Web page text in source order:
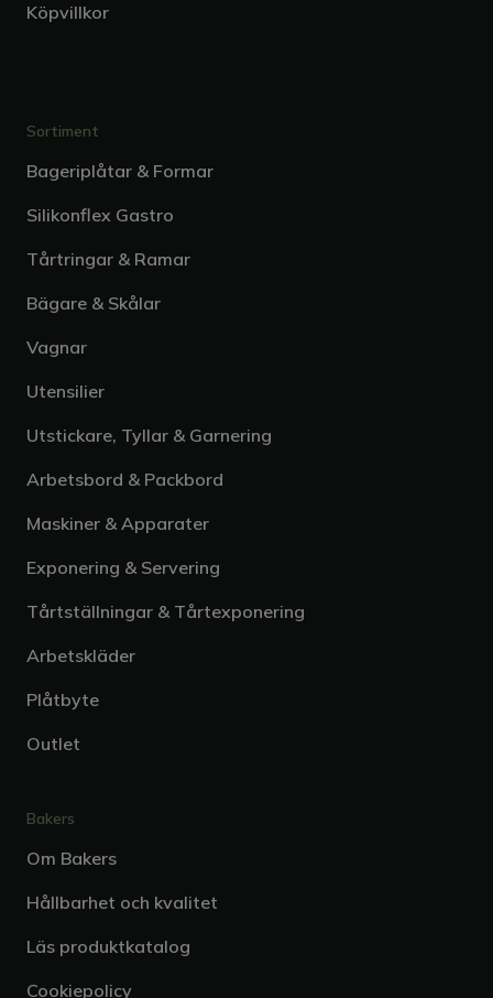
Köpvillkor
Sortiment
Bageriplåtar & Formar
Silikonflex Gastro
Tårtringar & Ramar
Bägare & Skålar
Vagnar
Utensilier
Utstickare, Tyllar & Garnering
Arbetsbord & Packbord
Maskiner & Apparater
Exponering & Servering
Tårtställningar & Tårtexponering
Arbetskläder
Plåtbyte
Outlet
Bakers
Om Bakers
Hållbarhet och kvalitet
Läs produktkatalog
Cookiepolicy